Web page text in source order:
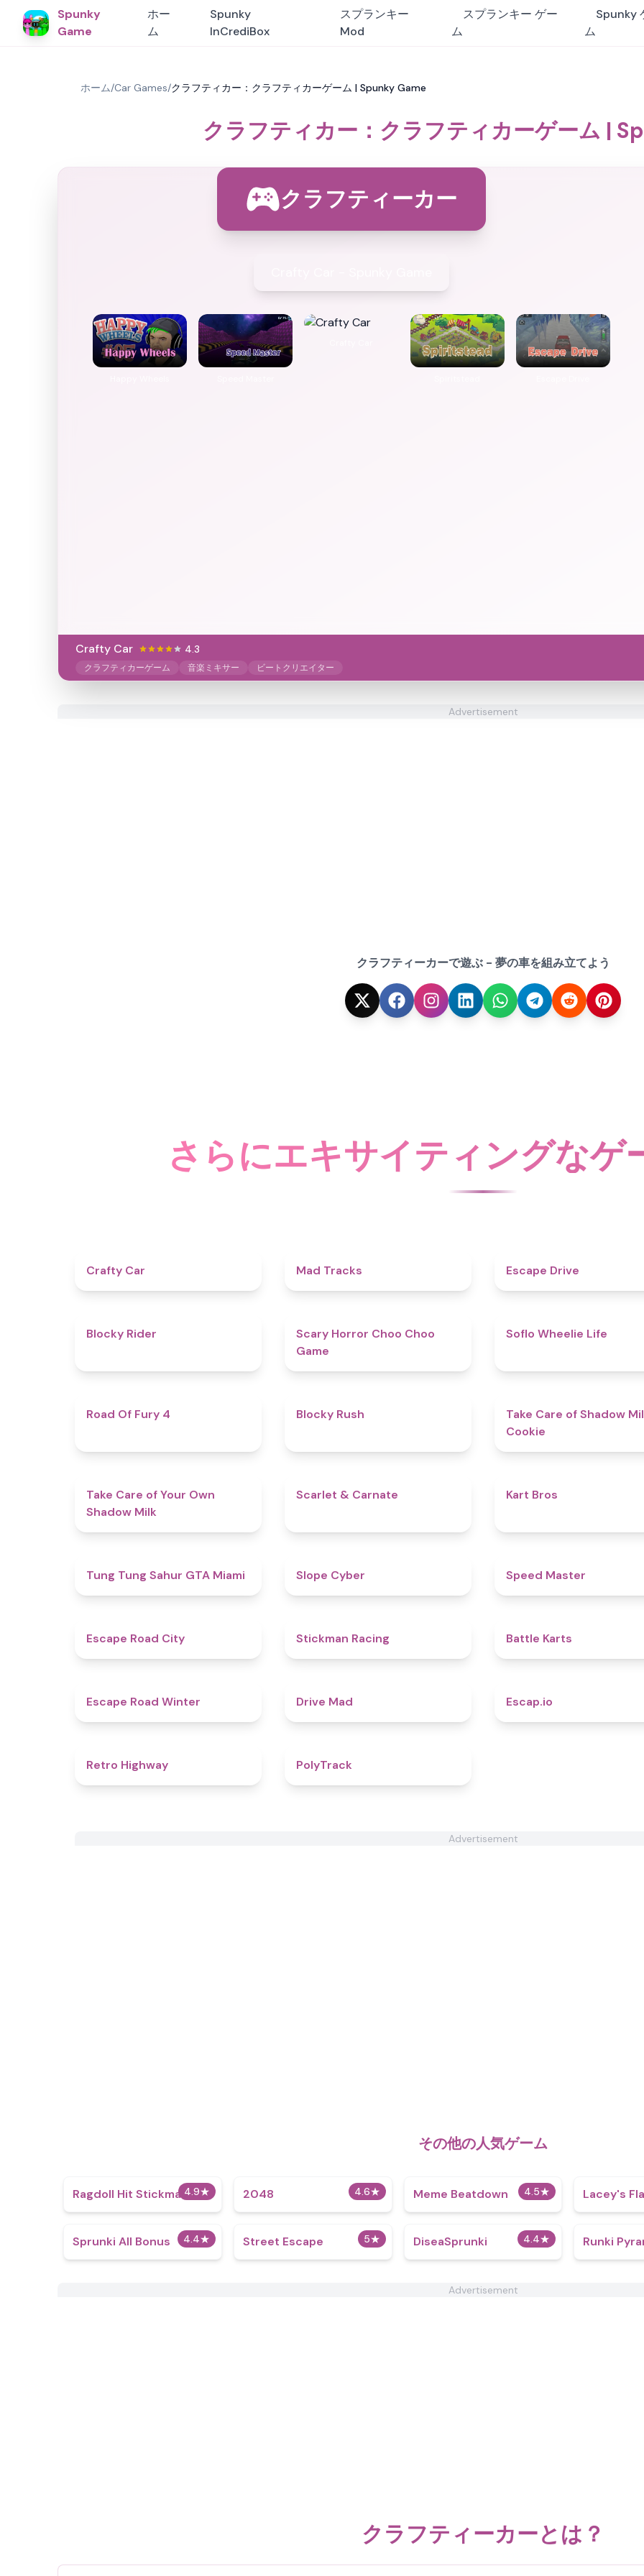
Spunky
Game
ホー
ム
Spunky
InCrediBox
スプランキー
Mod
スプランキー ゲー
ム
Spunky
ム
ホーム/Car Games/クラフティカー：クラフティカーゲーム | Spunky Game
クラフティカー：クラフティカーゲーム |
クラフティーカー
Crafty Car 4.3
クラフティカーゲーム 音楽ミキサー ビートクリエイター
Advertisement
クラフティーカーで遊ぶ - 夢の車を組み立てよう
さらにエキサイティングなゲ
Crafty Car Mad Tracks Escape Drive
Blocky Rider
Scary Horror Choo Choo
Game
Soflo Wheelie Life
Road Of Fury 4 Blocky Rush
Take Care of Shadow
Cookie
Take Care of Your Own
Shadow Milk
Scarlet & Carnate Kart Bros
4.5
Tung Tung Sahur GTA Miami ​​Slope Cyber ​​Speed Master
Escape Road City Stickman Racing Battle Karts
Escape Road Winter Drive Mad Escap.io
Retro Highway PolyTrack
Advertisement
その他の人気ゲーム
4.9★
Ragdoll Hit Stickman 4.6★
2048 4.5★
Meme Beatdown Lacey's
4.4★
Sprunki All Bonus 5★
Street Escape 4.4★
DiseaSprunki Runki
Advertisement
クラフティーカーとは？